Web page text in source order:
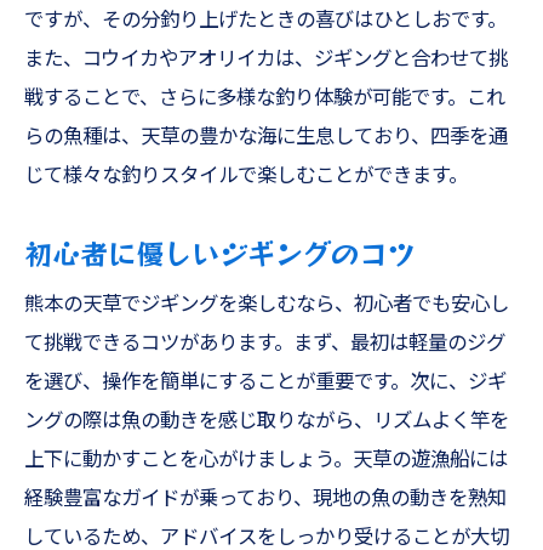
ですが、その分釣り上げたときの喜びはひとしおです。
また、コウイカやアオリイカは、ジギングと合わせて挑
戦することで、さらに多様な釣り体験が可能です。これ
らの魚種は、天草の豊かな海に生息しており、四季を通
じて様々な釣りスタイルで楽しむことができます。
初心者に優しいジギングのコツ
熊本の天草でジギングを楽しむなら、初心者でも安心し
て挑戦できるコツがあります。まず、最初は軽量のジグ
を選び、操作を簡単にすることが重要です。次に、ジギ
ングの際は魚の動きを感じ取りながら、リズムよく竿を
上下に動かすことを心がけましょう。天草の遊漁船には
経験豊富なガイドが乗っており、現地の魚の動きを熟知
しているため、アドバイスをしっかり受けることが大切